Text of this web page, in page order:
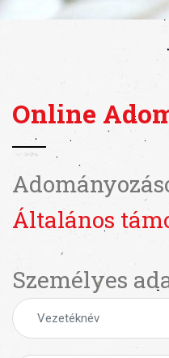
Online
Általános
Személyes